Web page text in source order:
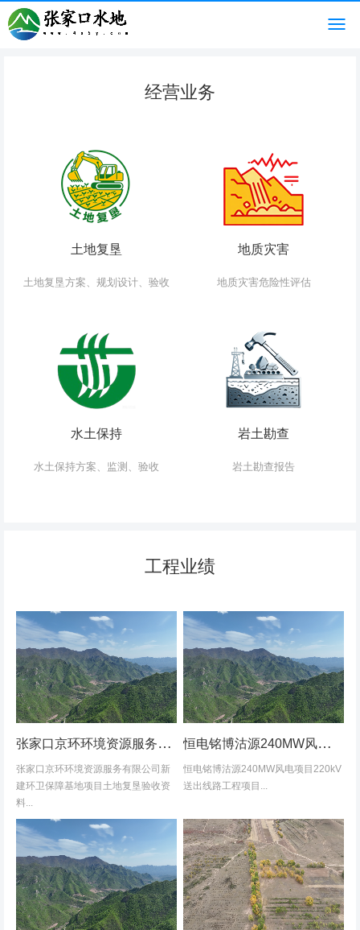
经营业务
土地复垦
土地复垦方案、规划设计、验收
地质灾害
地质灾害危险性评估
水土保持
水土保持方案、监测、验收
岩土勘查
岩土勘查报告
工程业绩
张家口京环环境资源服务有限公司新建环卫保障基地项目土地复垦验收资料
张家口京环环境资源服务有限公司新
建环卫保障基地项目土地复垦验收资
料...
恒电铭博沽源240MW风电项目220kV送出线路工程项目土地复垦验收资料
恒电铭博沽源240MW风电项目220kV
送出线路工程项目...